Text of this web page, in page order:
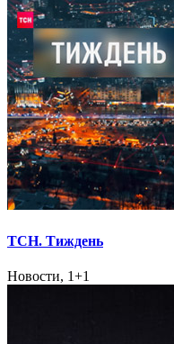
ТСН. Тиждень
Новости, 1+1